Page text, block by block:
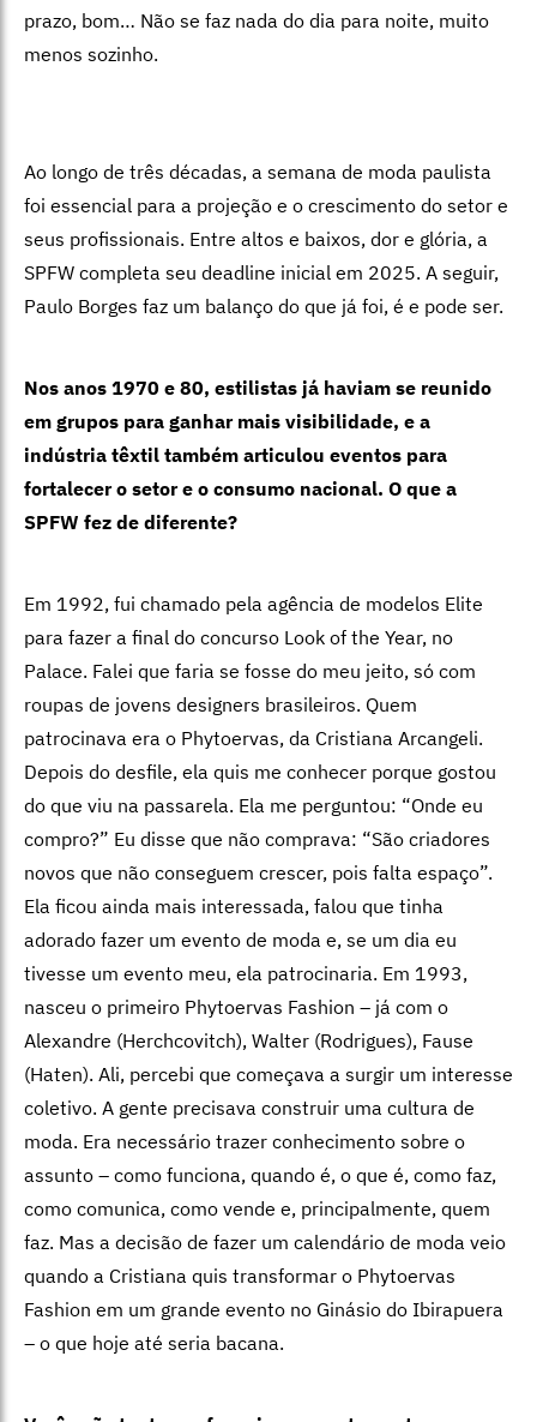
prazo, bom… Não se faz nada do dia para noite, muito
menos sozinho.
Ao longo de três décadas, a semana de moda paulista
foi essencial para a projeção e o crescimento do setor e
seus profissionais. Entre altos e baixos, dor e glória, a
SPFW completa seu deadline inicial em 2025. A seguir,
Paulo Borges faz um balanço do que já foi, é e pode ser.
Nos anos 1970 e 80, estilistas já haviam se reunido
em grupos para ganhar mais visibilidade, e a
indústria têxtil também articulou eventos para
fortalecer o setor e o consumo nacional. O que a
SPFW fez de diferente?
Em 1992, fui chamado pela agência de modelos Elite
para fazer a final do concurso Look of the Year, no
Palace. Falei que faria se fosse do meu jeito, só com
roupas de jovens designers brasileiros. Quem
patrocinava era o Phytoervas, da Cristiana Arcangeli.
Depois do desfile, ela quis me conhecer porque gostou
do que viu na passarela. Ela me perguntou: “Onde eu
compro?” Eu disse que não comprava: “São criadores
novos que não conseguem crescer, pois falta espaço”.
Ela ficou ainda mais interessada, falou que tinha
adorado fazer um evento de moda e, se um dia eu
tivesse um evento meu, ela patrocinaria. Em 1993,
nasceu o primeiro Phytoervas Fashion – já com o
Alexandre (Herchcovitch), Walter (Rodrigues), Fause
(Haten). Ali, percebi que começava a surgir um interesse
coletivo. A gente precisava construir uma cultura de
moda. Era necessário trazer conhecimento sobre o
assunto – como funciona, quando é, o que é, como faz,
como comunica, como vende e, principalmente, quem
faz. Mas a decisão de fazer um calendário de moda veio
quando a Cristiana quis transformar o Phytoervas
Fashion em um grande evento no Ginásio do Ibirapuera
– o que hoje até seria bacana.